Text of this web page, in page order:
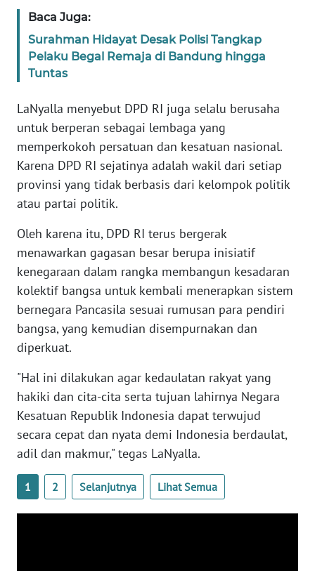
Baca Juga:
Surahman Hidayat Desak Polisi Tangkap
Pelaku Begal Remaja di Bandung hingga
Tuntas
LaNyalla menyebut DPD RI juga selalu berusaha
untuk berperan sebagai lembaga yang
memperkokoh persatuan dan kesatuan nasional.
Karena DPD RI sejatinya adalah wakil dari setiap
provinsi yang tidak berbasis dari kelompok politik
atau partai politik.
Oleh karena itu, DPD RI terus bergerak
menawarkan gagasan besar berupa inisiatif
kenegaraan dalam rangka membangun kesadaran
kolektif bangsa untuk kembali menerapkan sistem
bernegara Pancasila sesuai rumusan para pendiri
bangsa, yang kemudian disempurnakan dan
diperkuat.
"Hal ini dilakukan agar kedaulatan rakyat yang
hakiki dan cita-cita serta tujuan lahirnya Negara
Kesatuan Republik Indonesia dapat terwujud
secara cepat dan nyata demi Indonesia berdaulat,
adil dan makmur," tegas LaNyalla.
1 2 Selanjutnya Lihat Semua
WN
NTT
KEPRI
WN
PAPUA
WN
BARAT
WN
RIAU
WN
SERAMBI
WN
JAMBI
WN
SULTRA
WN
NTB